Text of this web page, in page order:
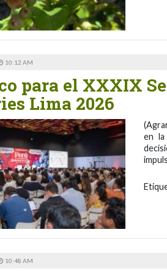
10:12 AM
para el XXXIX
Lima 2026
en la
10:48 AM